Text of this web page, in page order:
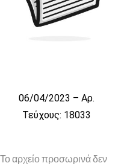
06/04/2023 – Αρ.
Τεύχους: 18033
Το αρχείο προσωρινά δεν